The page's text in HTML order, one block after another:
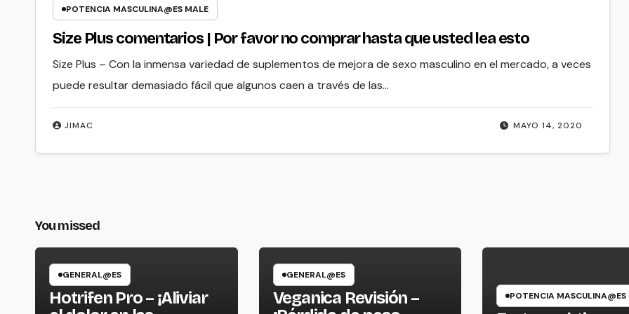
POTENCIA MASCULINA@ES MALE
Size Plus comentarios | Por favor no comprar hasta que usted lea esto
MAYO 14, 2020
JIMAC
Size Plus – Con la inmensa variedad de suplementos de mejora de sexo masculino en el mercado, a veces
puede resultar demasiado fácil que algunos caen a través de las…
You missed
GENERAL@ES
Hotrifen Pro – ¡Aliviar
GENERAL@ES
Veganica Revisión –
POTENCIA MASCULINA@ES